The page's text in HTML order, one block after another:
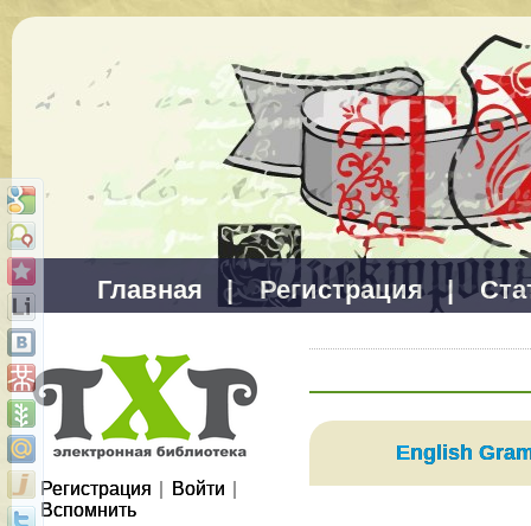
Главная | Регистрация |
Регистрация Войти
Вспомнить
English